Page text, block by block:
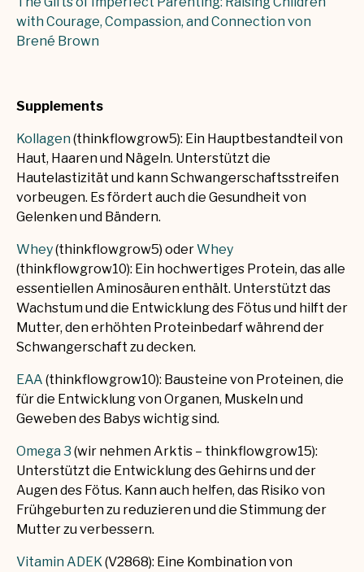
with Courage, Compassion, and Connection von
Brené Brown
Supplements
Kollagen (thinkflowgrow5): Ein Hauptbestandteil von
Haut, Haaren und Nägeln. Unterstützt die
Hautelastizität und kann Schwangerschaftsstreifen
vorbeugen. Es fördert auch die Gesundheit von
Gelenken und Bändern.
Whey(thinkflowgrow5) oderWhey
(thinkflowgrow10): Ein hochwertiges Protein, das alle
essentiellen Aminosäuren enthält. Unterstützt das
Wachstum und die Entwicklung des Fötus und hilft der
Mutter, den erhöhten Proteinbedarf während der
Schwangerschaft zu decken.
EAA (thinkflowgrow10): Bausteine von Proteinen, die
für die Entwicklung von Organen, Muskeln und
Geweben des Babys wichtig sind.
Omega 3 (wir nehmen Arktis – thinkflowgrow15):
Unterstützt die Entwicklung des Gehirns und der
Augen des Fötus. Kann auch helfen, das Risiko von
Frühgeburten zu reduzieren und die Stimmung der
Mutter zu verbessern.
Vitamin ADEK(V2868): Eine Kombination von